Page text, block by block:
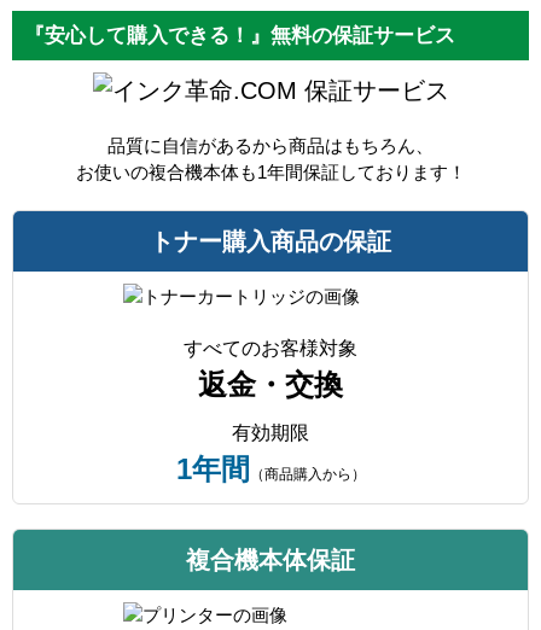
純正参考価格 35,180 円
カラー ブラック
あり
製品タイプ 互換トナー
『安心して購入できる！』無料の保証サービス
保証サービス
品質に自信があるから商品はもちろん、
お使いの複合機本体も1年間保証しております！
トナー購入商品の保証
すべてのお客様対象
返金・交換
有効期限
1年間 （商品購入から）
複合機本体保証